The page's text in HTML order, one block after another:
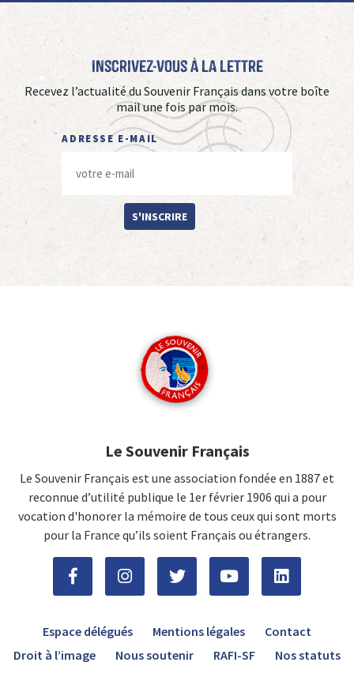
Inscrivez-vous à La Lettre
Recevez l’actualité du Souvenir Français dans votre boîte
mail une fois par mois.
ADRESSE E-MAIL
S'INSCRIRE
Le Souvenir Français
Le Souvenir Français est une association fondée en 1887 et
reconnue d’utilité publique le 1er février 1906 qui a pour
vocation d'honorer la mémoire de tous ceux qui sont morts
pour la France qu’ils soient Français ou étrangers.
Espace délégués Mentions légales
Contact
Droit à l’image
Nous soutenir RAFI-SF Nos statuts